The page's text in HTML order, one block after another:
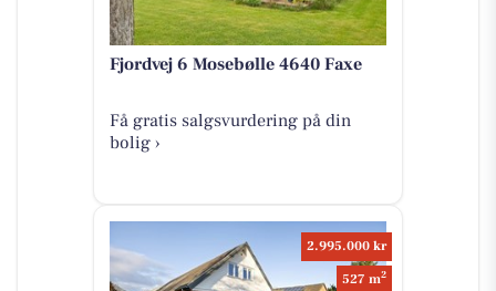
Fjordvej 6 Mosebølle 4640 Faxe
Få gratis salgsvurdering på din
bolig ›
2.995.000 kr
527 m2